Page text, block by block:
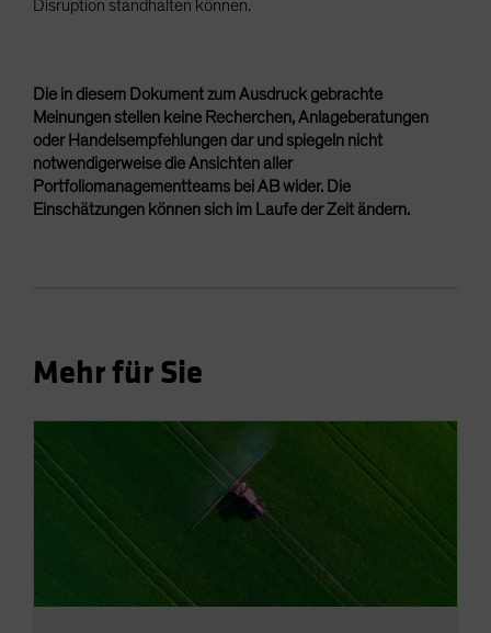
Disruption standhalten können.
Die in diesem Dokument zum Ausdruck gebrachte
Meinungen stellen keine Recherchen, Anlageberatungen
oder Handelsempfehlungen dar und spiegeln nicht
notwendigerweise die Ansichten aller
Portfoliomanagementteams bei AB wider. Die
Einschätzungen können sich im Laufe der Zeit ändern.
Mehr für Sie